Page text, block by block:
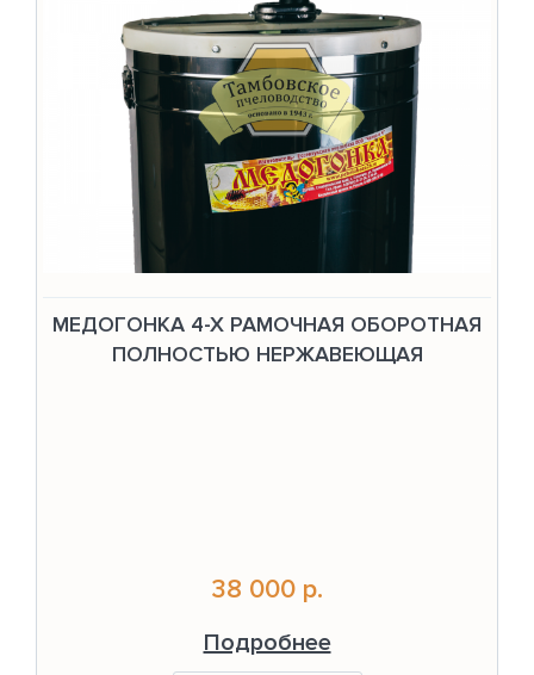
МЕДОГОНКА 4-Х РАМОЧНАЯ ОБОРОТНАЯ
ПОЛНОСТЬЮ НЕРЖАВЕЮЩАЯ
38 000 р.
Подробнее